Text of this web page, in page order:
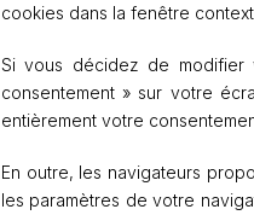
cookies dans la fenêtre
Si vous décidez de modifier
consentement » sur votre
entièrement votre
En outre, les navigateurs
les paramètres de votre